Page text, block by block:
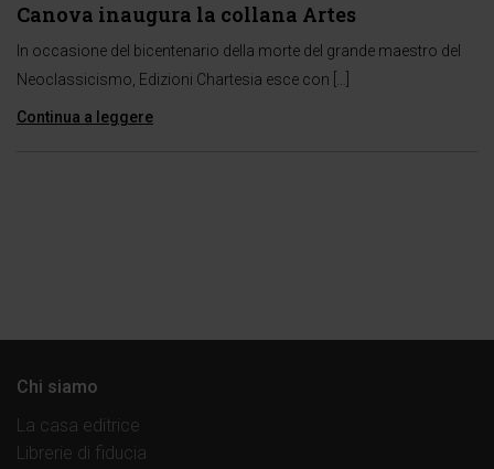
Canova inaugura la collana Artes
In occasione del bicentenario della morte del grande maestro del
Neoclassicismo, Edizioni Chartesia esce con […]
Continua a leggere
Chi siamo
La casa editrice
Librerie di fiducia